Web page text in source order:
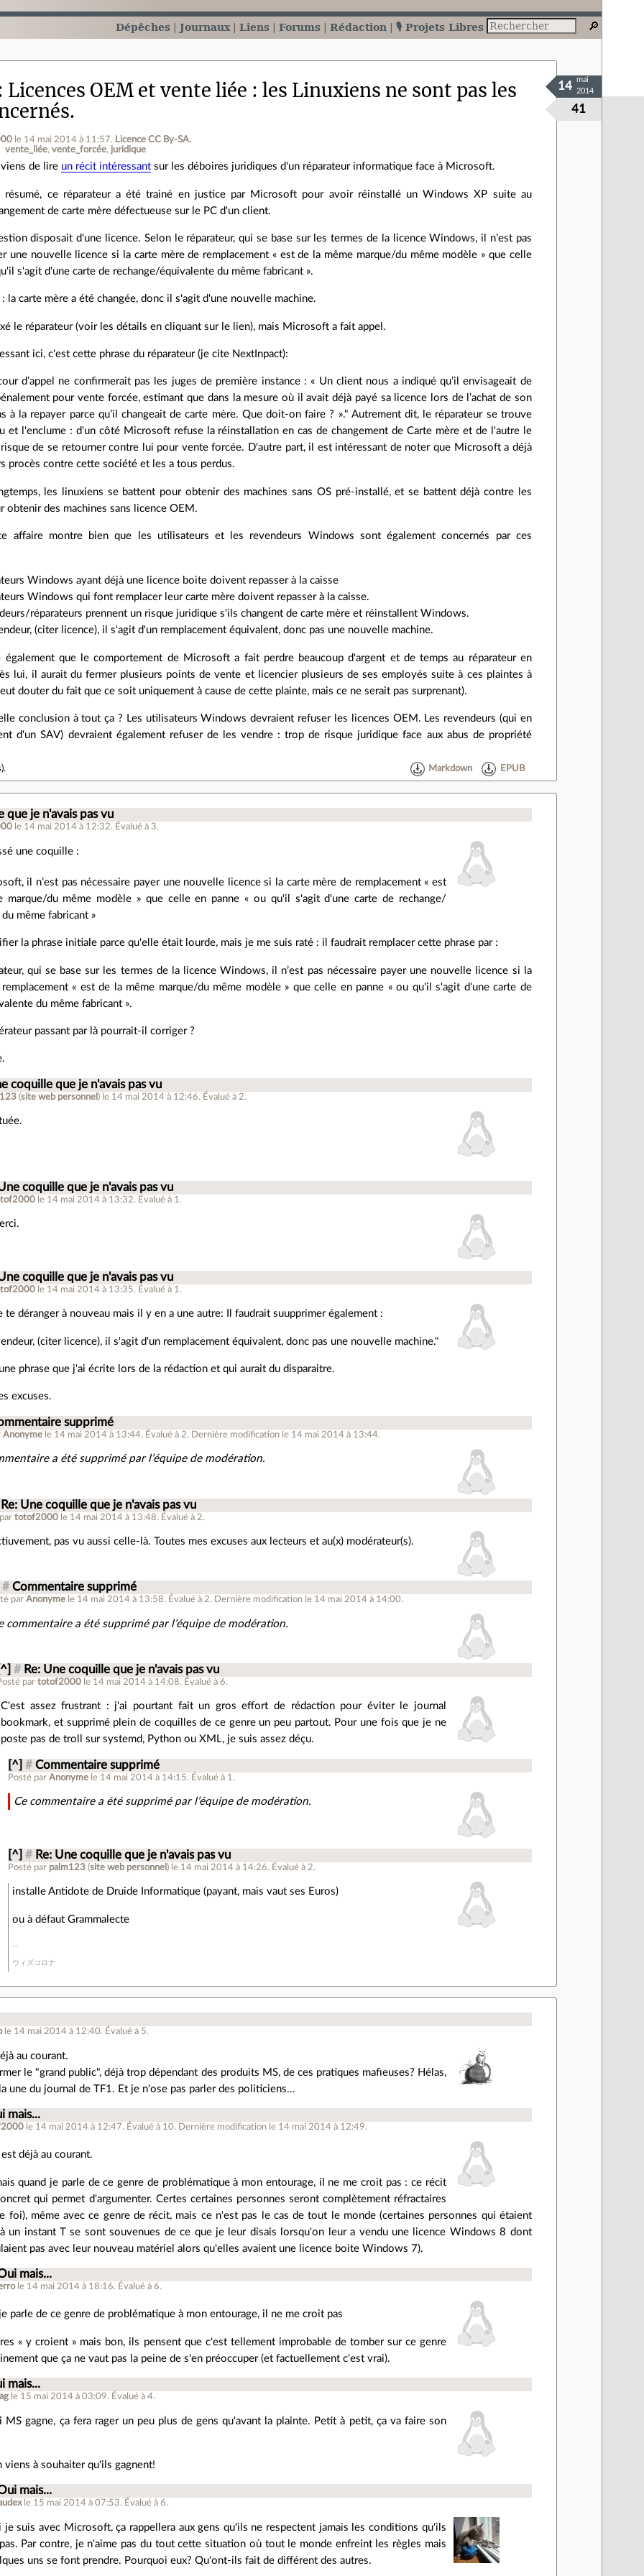
Dépêches Journaux Liens Forums Rédaction 🎙️ Projets Libres
Licences OEM et vente liée : les Linuxiens ne sont pas les
le 14 mai 2014 à 11:57. Licence CC By‑SA.
vente_liée vente_forcée juridique
41
14
mai
2014
viens de lire un récit intéressant sur les déboires juridiques d'un réparateur informatique face à Microsoft.
résumé, ce réparateur a été trainé en justice par Microsoft pour avoir réinstallé un Windows XP suite au
de carte mère défectueuse sur le PC d'un client.
disposait d'une licence. Selon le réparateur, qui se base sur les termes de la licence Windows, il n’est pas
une nouvelle licence si la carte mère de remplacement « est de la même marque/du même modèle » que celle
s'agit d'une carte de rechange/équivalente du même fabricant ».
la carte mère a été changée, donc il s'agit d'une nouvelle machine.
le réparateur (voir les détails en cliquant sur le lien), mais Microsoft a fait appel.
ici, c'est cette phrase du réparateur (je cite NextInpact):
d’appel ne confirmerait pas les juges de première instance : « Un client nous a indiqué qu’il envisageait de
pour vente forcée, estimant que dans la mesure où il avait déjà payé sa licence lors de l’achat de son
à la repayer parce qu’il changeait de carte mère. Que doit-on faire ? »." Autrement dit, le réparateur se trouve
et l'enclume : d'un côté Microsoft refuse la réinstallation en cas de changement de Carte mère et de l'autre le
de se retourner contre lui pour vente forcée. D'autre part, il est intéressant de noter que Microsoft a déjà
procès contre cette société et les a tous perdus.
les linuxiens se battent pour obtenir des machines sans OS pré-installé, et se battent déjà contre les
obtenir des machines sans licence OEM.
affaire montre bien que les utilisateurs et les revendeurs Windows sont également concernés par ces
Windows ayant déjà une licence boite doivent repasser à la caisse
Windows qui font remplacer leur carte mère doivent repasser à la caisse.
réparateurs prennent un risque juridique s'ils changent de carte mère et réinstallent Windows.
(citer licence), il s'agit d'un remplacement équivalent, donc pas une nouvelle machine.
également que le comportement de Microsoft a fait perdre beaucoup d'argent et de temps au réparateur en
lui, il aurait du fermer plusieurs points de vente et licencier plusieurs de ses employés suite à ces plaintes à
douter du fait que ce soit uniquement à cause de cette plainte, mais ce ne serait pas surprenant).
conclusion à tout ça ? Les utilisateurs Windows devraient refuser les licences OEM. Les revendeurs (qui en
d'un SAV) devraient également refuser de les vendre : trop de risque juridique face aux abus de propriété
). Markdown EPUB
que je n'avais pas vu
le 14 mai 2014 à 12:32. Évalué à 3.
une coquille :
il n’est pas nécessaire payer une nouvelle licence si la carte mère de remplacement « est
marque/du même modèle » que celle en panne « ou qu'il s'agit d'une carte de rechange/
même fabricant »
la phrase initiale parce qu'elle était lourde, mais je me suis raté : il faudrait remplacer cette phrase par :
qui se base sur les termes de la licence Windows, il n’est pas nécessaire payer une nouvelle licence si la
« est de la même marque/du même modèle » que celle en panne « ou qu'il s'agit d'une carte de
du même fabricant ».
passant par là pourrait-il corriger ?
coquille que je n'avais pas vu
(site web personnel ) le 14 mai 2014 à 12:46. Évalué à 2.
coquille que je n'avais pas vu
le 14 mai 2014 à 13:32. Évalué à 1 .
coquille que je n'avais pas vu
le 14 mai 2014 à 13:35. Évalué à 1 .
te déranger à nouveau mais il y en a une autre: Il faudrait suupprimer également :
(citer licence), il s'agit d'un remplacement équivalent, donc pas une nouvelle machine."
phrase que j'ai écrite lors de la rédaction et qui aurait du disparaitre.
excuses.
supprimé
Anonyme le 14 mai 2014 à 13:44. Évalué à 2. Dernière modification le 14 mai 2014 à 13:44.
a été supprimé par l’équipe de modération.
Re: Une coquille que je n'avais pas vu
totof2000 le 14 mai 2014 à 13:48. Évalué à 2.
pas vu aussi celle-là. Toutes mes excuses aux lecteurs et au(x) modérateur(s).
# Commentaire supprimé
parAnonyme le 14 mai 2014 à 13:58. Évalué à 2. Dernière modification le 14 mai 2014 à 14:00.
commentaire a été supprimé par l’équipe de modération.
# Re: Une coquille que je n'avais pas vu
partotof2000 le 14 mai 2014 à 14:08. Évalué à6.
C'est assez frustrant : j'ai pourtant fait un gros effort de rédaction pour éviter le journal
bookmark, et supprimé plein de coquilles de ce genre un peu partout. Pour une fois que je ne
poste pas de troll sur systemd, Python ou XML, je suis assez déçu.
[^] # Commentaire supprimé
Posté parAnonyme le 14 mai 2014 à 14:15. Évalué à 1 .
Ce commentaire a été supprimé par l’équipe de modération.
[^] # Re: Une coquille que je n'avais pas vu
Posté par palm123 (site web personnel ) le 14 mai 2014 à 14:26. Évalué à 2.
installe Antidote de Druide Informatique (payant, mais vaut ses Euros)
ou à défaut Grammalecte
ウィズコロナ
le 14 mai 2014 à 12:40. Évalué à 5.
au courant.
le "grand public", déjà trop dépendant des produits MS, de ces pratiques mafieuses? Hélas,
une du journal de TF1. Et je n'ose pas parler des politiciens…
mais...
le 14 mai 2014 à 12:47. Évalué à 10. Dernière modification le 14 mai 2014 à 12:49.
déjà au courant.
quand je parle de ce genre de problématique à mon entourage, il ne me croit pas : ce récit
qui permet d'argumenter. Certes certaines personnes seront complètement réfractaires
foi), même avec ce genre de récit, mais ce n'est pas le cas de tout le monde (certaines personnes qui étaient
un instant T se sont souvenues de ce que je leur disais lorsqu'on leur a vendu une licence Windows 8 dont
pas avec leur nouveau matériel alors qu'elles avaient une licence boite Windows 7).
mais...
le 14 mai 2014 à 18:16. Évalué à6.
parle de ce genre de problématique à mon entourage, il ne me croit pas
« y croient » mais bon, ils pensent que c'est tellement improbable de tomber sur ce genre
que ça ne vaut pas la peine de s'en préoccuper (et factuellement c'est vrai).
mais...
le 15 mai 2014 à 03:09. Évalué à4.
MS gagne, ça fera rager un peu plus de gens qu'avant la plainte. Petit à petit, ça va faire son
viens à souhaiter qu'ils gagnent!
mais...
le 15 mai 2014 à 07:53. Évalué à6.
je suis avec Microsoft, ça rappellera aux gens qu'ils ne respectent jamais les conditions qu'ils
Par contre, je n'aime pas du tout cette situation où tout le monde enfreint les règles mais
uns se font prendre. Pourquoi eux? Qu'ont-ils fait de différent des autres.